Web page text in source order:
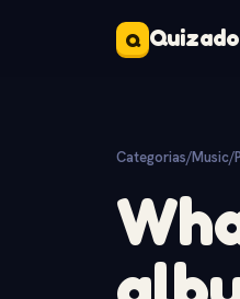
Q Quizado
Categorias/Music/